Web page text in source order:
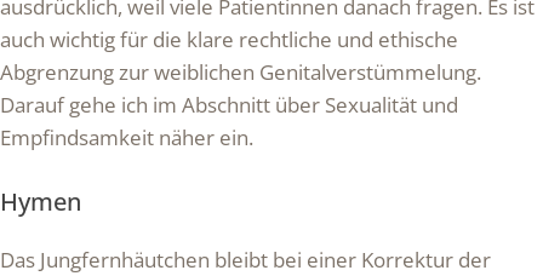
ausdrücklich, weil viele Patientinnen danach fragen. Es ist
auch wichtig für die klare rechtliche und ethische
Abgrenzung zur weiblichen Genitalverstümmelung.
Darauf gehe ich im Abschnitt über Sexualität und
Empfindsamkeit näher ein.
Hymen
Das Jungfernhäutchen bleibt bei einer Korrektur der